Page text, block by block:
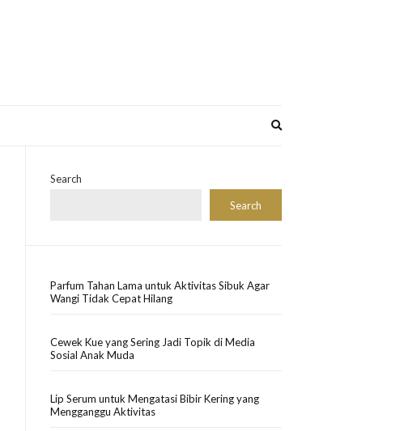
Search
Search
Parfum Tahan Lama untuk Aktivitas Sibuk Agar
Wangi Tidak Cepat Hilang
Cewek Kue yang Sering Jadi Topik di Media
Sosial Anak Muda
Lip Serum untuk Mengatasi Bibir Kering yang
Mengganggu Aktivitas